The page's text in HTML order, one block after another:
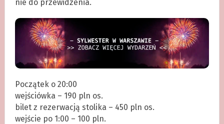
nie do przewidzenia.
Początek o 20:00
wejściówka – 190 pln os.
bilet z rezerwacją stolika – 450 pln os.
wejście po 1:00 – 100 pln.